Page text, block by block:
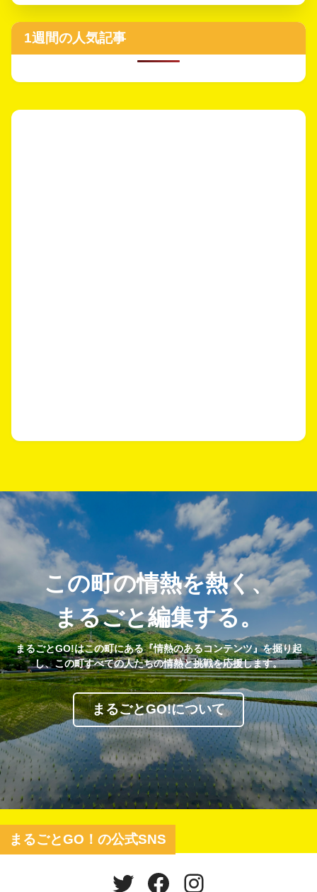
1週間の人気記事
この町の情熱を熱く、
まるごと編集する。
まるごとGO!はこの町にある『情熱のあるコンテンツ』を掘り起
し、この町すべての人たちの情熱と挑戦を応援します。
まるごとGO!について
まるごとGO！の公式SNS